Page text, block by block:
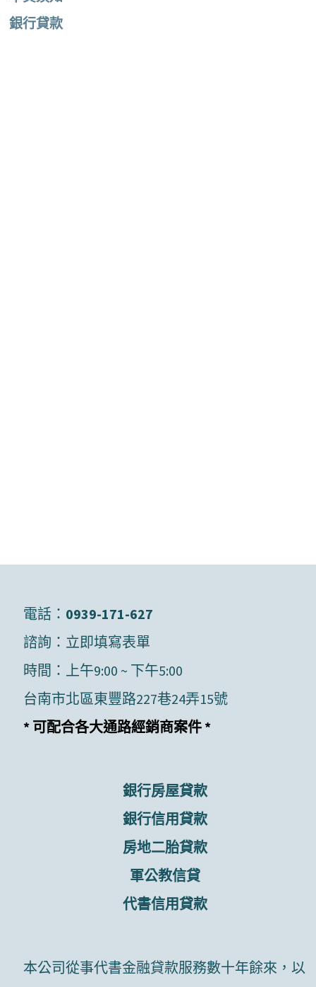
銀行貸款
電話： 0939-171-627
諮詢： 立即填寫表單
時間：上午9:00 ~ 下午5:00
台南市北區東豐路227巷24弄15號
* 可配合各大通路經銷商案件 *
銀行房屋貸款
銀行信用貸款
房地二胎貸款
軍公教信貸
代書信用貸款
本公司從事代書金融貸款服務數十年餘來，以